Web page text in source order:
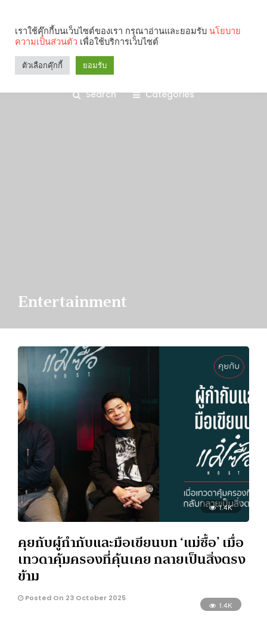
Search Categories
Entertainment
1.4K
คุยกับผู้กำกับและมือเขียนบท ‘แม่ซื้อ’ เมื่อ
เทวดาคุ้มครองที่คุ้นเคย กลายเป็นสิ่งตรง
ข้าม
Posted On 23 October 2025
1.4K
เราใช้คุ๊กกี้บนเว็บไซต์ของเรา กรุณาอ่านและยอมรับ นโยบาย
ความเป็นส่วนตัว เพื่อใช้บริการเว็บไซต์
ตัวเลือกคุ๊กกี้ ยอมรับ